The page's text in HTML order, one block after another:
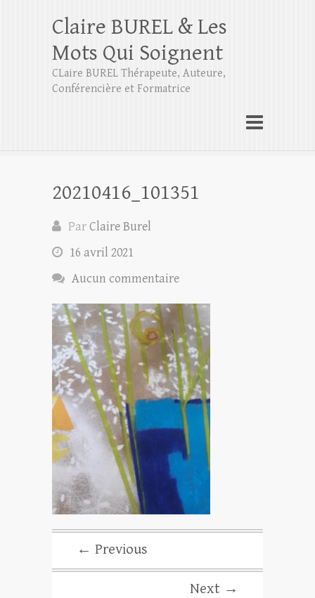
Claire BUREL & Les
Mots Qui Soignent
CLaire BUREL Thérapeute, Auteure,
Conférencière et Formatrice
20210416_101351
ParClaire Burel
16 avril 2021
Aucun commentaire
← Previous
Next →